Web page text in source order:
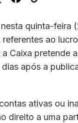
quinta-feira
ao
Caixa pretende
após a
ativas ou
direito a uma